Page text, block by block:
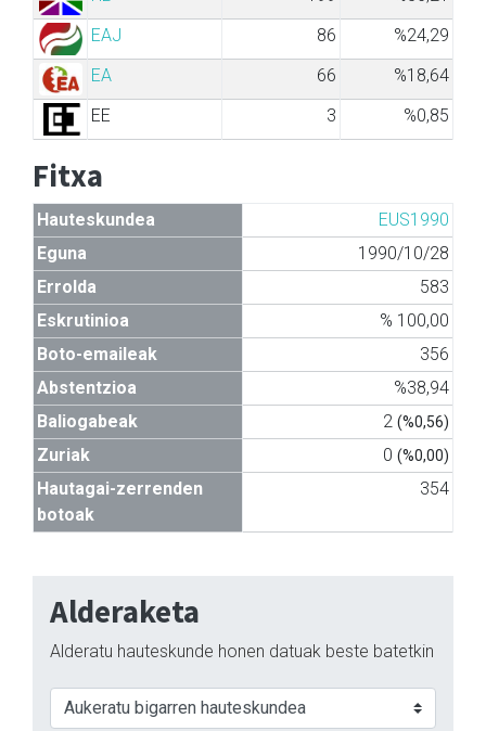
EAJ
86
%24,29
EA
66
%18,64
EE
3 %0,85
Fitxa
Hauteskundea
EUS1990
Eguna
1990/10/28
Errolda
583
Eskrutinioa
% 100,00
Boto-emaileak
356
Abstentzioa
%38,94
Baliogabeak
2 (%0,56)
Zuriak 0 (%0,00)
Hautagai-zerrenden
botoak
354
Alderaketa
Alderatu hauteskunde honen datuak beste batetkin